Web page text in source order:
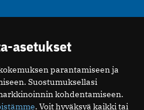
asetukset
parantamiseen ja
Suostumuksellasi
kohdentamiseen.
. Voit hyväksyä kaikki tai